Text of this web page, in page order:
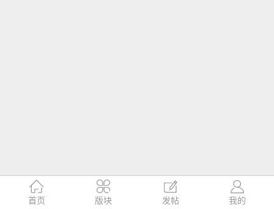

首页

版块

发帖

我的